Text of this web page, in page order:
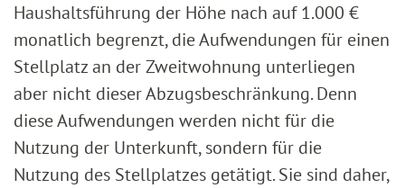
Haushaltsführung der Höhe nach auf 1.000 €
monatlich begrenzt, die Aufwendungen für einen
Stellplatz an der Zweitwohnung unterliegen
aber nicht dieser Abzugsbeschränkung. Denn
diese Aufwendungen werden nicht für die
Nutzung der Unterkunft, sondern für die
Nutzung des Stellplatzes getätigt. Sie sind daher,